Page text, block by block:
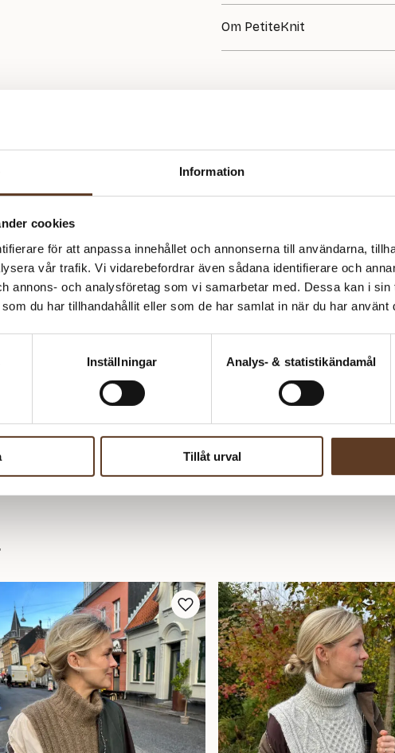
Information
cookies
för att anpassa innehållet och annonserna till användarna,
vår trafik. Vi vidarebefordrar även sådana identifierare och
annons- och analysföretag som vi samarbetar med. Dessa kan i
du har tillhandahållit eller som de har samlat in när du har använt
Inställningar Analys- & statistikändamål
Tillåt urval
Om PetiteKnit